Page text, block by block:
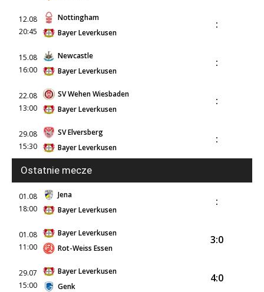
12.08
20:45
Nottingham
Bayer Leverkusen
:
15.08
16:00
Newcastle
Bayer Leverkusen
:
22.08
13:00
SV Wehen Wiesbaden
Bayer Leverkusen
:
29.08
15:30
SV Elversberg
Bayer Leverkusen
:
Ostatnie mecze
01.08
18:00
Jena
Bayer Leverkusen
:
01.08
11:00
Bayer Leverkusen
Rot-Weiss Essen
3:0
29.07
15:00
Bayer Leverkusen
Genk
4:0